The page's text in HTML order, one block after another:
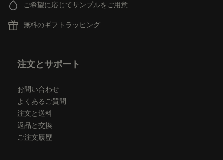
ご希望に応じてサンプルをご用意
無料のギフトラッピング
注文とサポート
お問い合わせ
よくあるご質問
注文と送料
返品と交換
ご注文履歴